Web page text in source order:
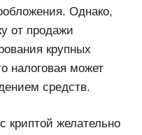
Однако,
от продажи
крупных
налоговая может
средств.
криптой желательно